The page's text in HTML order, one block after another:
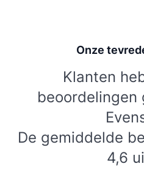
Onze
Klanten
beoordelingen
De gemiddelde
4,6